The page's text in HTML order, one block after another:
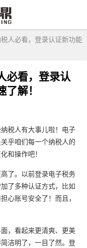
人必看，登录认证新功能
必看，登录认
解！
税人有大事儿啦！电子
乎咱们每一个纳税人的
和操作吧！
了。以前登录电子税务
了多种认证方式，比如
心账号安全了！而且，
，看起来更清爽、更美
洁明了，一目了然。登